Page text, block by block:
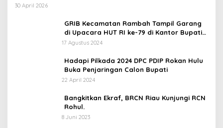
30 April 2026
GRIB Kecamatan Rambah Tampil Garang
di Upacara HUT RI ke-79 di Kantor Bupati
Rokan Hulu!
17 Agustus 2024
Hadapi Pilkada 2024 DPC PDIP Rokan Hulu
Buka Penjaringan Calon Bupati
22 April 2024
Bangkitkan Ekraf, BRCN Riau Kunjungi RCN
Rohul.
8 Juni 2023